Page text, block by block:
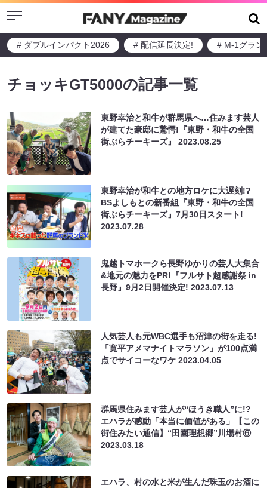
Menu
# ダブルインパクト2026 # 配信延長決定! # M-1グラン
チョッキGT5000の記事一覧
東野幸治と和牛が群馬県へ…住みます芸人
が建てた豪邸に驚愕!『東野・和牛の全国
街ぶらチーキーズ』2023.08.25
東野幸治が和牛との地方ロケに大遅刻!?
BSよしもとの新番組『東野・和牛の全国
街ぶらチーキーズ』7月30日スタート!
2023.07.28
鬼越トマホークら長野ゆかりの芸人大集合
&地元の魅力をPR!『フルサト超感謝祭 in
長野』9月2日開催決定!2023.07.13
人気芸人も元WBC選手も沼津の街を走る!
「寛平アメマナイトマラソン」が100点満
点でサイコーなワケ2023.04.05
群馬県住みます芸人が“ほうき職人”に!?
エハラが感動「本当に価値がある」【この
街住みたい通信】“田園理想郷”川場村⑥
2023.03.18
エハラ、村の水と米が生んだ珠玉のお酒に